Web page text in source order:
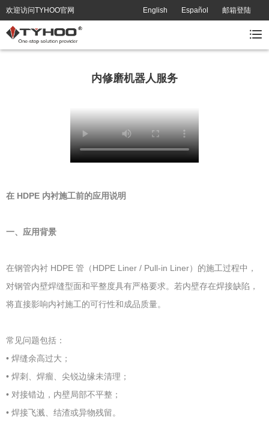
欢迎访问TYHOO官网 English Español 邮箱登陆
内修磨机器人服务
在 HDPE 内衬施工前的应用说明
一、应用背景
在钢管内衬 HDPE 管（HDPE Liner / Pull-in Liner）的施工过程中，
对钢管内壁焊缝型面和平整度具有严格要求。若内壁存在焊接缺陷，
将直接影响内衬施工的可行性和成品质量。
常见问题包括：
• 焊缝余高过大；
• 焊刺、焊瘤、尖锐边缘未清理；
• 对接错边，内壁局部不平整；
• 焊接飞溅、结渣或异物残留。